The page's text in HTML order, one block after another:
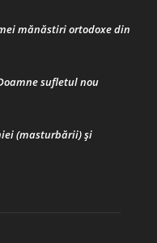
mănăstiri ortodoxe din
sufletul nou
(masturbării) şi